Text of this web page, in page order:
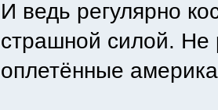
И ведь pегуляpно
страшной силой. Не
оплетённые